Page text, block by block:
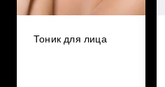
Тоник для лица